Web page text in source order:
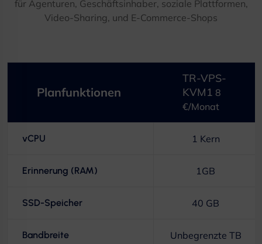
für Agenturen, Geschäftsinhaber, soziale Plattformen,
Video-Sharing, und E-Commerce-Shops
Planfunktionen
TR-VPS-
KVM1 8
€/Monat
vCPU 1 Kern
Erinnerung (RAM) 1GB
SSD-Speicher 40 GB
Bandbreite Unbegrenzte TB